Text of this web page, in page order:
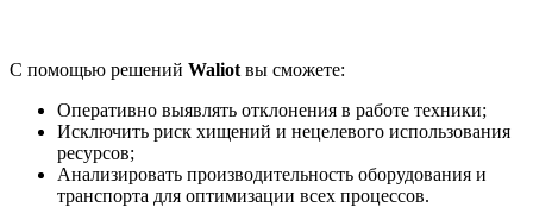
С помощью решений Waliot вы сможете:
Оперативно выявлять отклонения в работе техники;
Исключить риск хищений и нецелевого использования
ресурсов;
Анализировать производительность оборудования и
транспорта для оптимизации всех процессов.